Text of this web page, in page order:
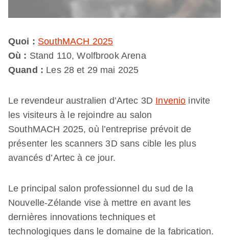
Quoi : SouthMACH 2025
Où : Stand 110, Wolfbrook Arena
Quand : Les 28 et 29 mai 2025
Le revendeur australien d’Artec 3D Invenio invite
les visiteurs à le rejoindre au salon
SouthMACH 2025, où l’entreprise prévoit de
présenter les scanners 3D sans cible les plus
avancés d’Artec à ce jour.
Le principal salon professionnel du sud de la
Nouvelle-Zélande vise à mettre en avant les
dernières innovations techniques et
technologiques dans le domaine de la fabrication.